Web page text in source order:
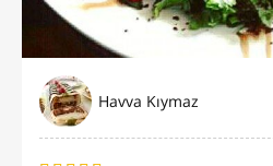
Havva Kıymaz